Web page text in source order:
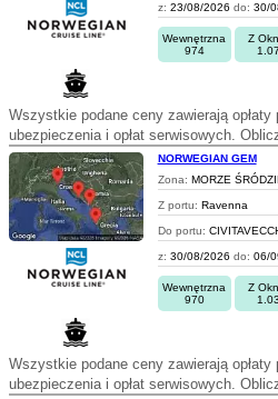
z: 23/08/2026 do: 30/
Wewnętrzna
974
Z
Wszystkie podane ceny zawierają opłaty
ubezpieczenia i opłat serwisowych.
NORWEGIAN GEM
Zona: MORZE
Z portu: Ravenna
Do portu:
z: 30/08/2026 do: 06/
Wewnętrzna
970
Z
Wszystkie podane ceny zawierają opłaty
ubezpieczenia i opłat serwisowych.